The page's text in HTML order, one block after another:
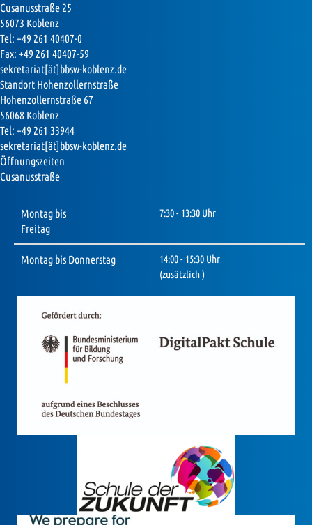
Cusanusstraße 25
56073 Koblenz
Tel: +49 261 40407-0
Fax: +49 261 40407-59
sekretariat[ät]bbsw-koblenz.de
Standort Hohenzollernstraße
Hohenzollernstraße 67
56068 Koblenz
Tel: +49 261 33944
sekretariat[ät]bbsw-koblenz.de
Öffnungszeiten
Cusanusstraße
Montag bis
Freitag
7:30 - 13:30 Uhr
Montag bis Donnerstag
14:00 - 15:30 Uhr
(zusätzlich )